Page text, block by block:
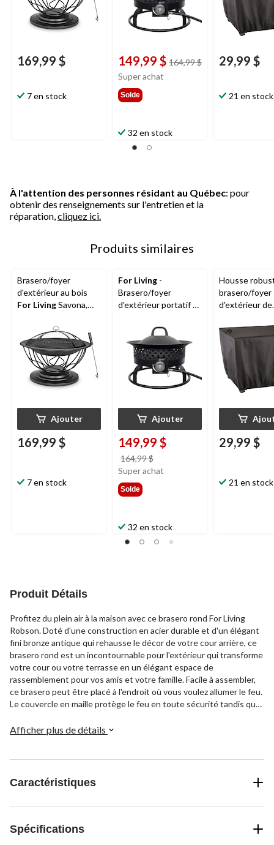
169,99 $
7 en stock
149,99 $ 164,99 $prix
Super achat
Solde
32 en stock
29,99 $
21 en stock
À l'attention des personnes résidant au Québec: pour
obtenir des renseignements sur l'entretien et la
réparation, cliquez ici.
Produits similaires
Brasero/foyer
d'extérieur au bois
For LivingSavona,
Ajouter
169,99 $
7 en stock
For Living -
Brasero/foyer
d'extérieur portatif au
Living, 54 000 BTU
Ajouter
149,99 $
164,99 $
était
Super achat
Solde
32 en stock
Housse
brasero/foyer
d'extérieur de
carré, 31 x 31
29,99 $
21 en stock
Produit Détails
Profitez du plein air à la maison avec ce brasero rond For Living
Robson. Doté d'une construction en acier durable et d'un élégant
fini bronze antique qui rehausse le décor de votre cour arrière, ce
brasero rond est un incontournable pour l'extérieur qui transforme
votre cour ou votre terrasse en un élégant espace de
rassemblement pour vos amis et votre famille. Facile à assembler,
ce brasero peut être placé à l'endroit où vous voulez allumer le feu.
Le couvercle en maille protège le feu en toute sécurité tandis que
retirer le pare-étincelles en toute sécurité lorsque vous
pendant que vous dégustez des boissons d'été avec vos amis.
Afficher plus de détails
Caractéristiques
Spécifications